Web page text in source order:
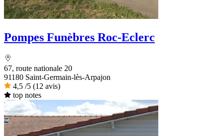
Pompes Funèbres Roc-Eclerc
67, route nationale 20
91180 Saint-Germain-lès-Arpajon
4,5 /5 (12 avis)
top notes